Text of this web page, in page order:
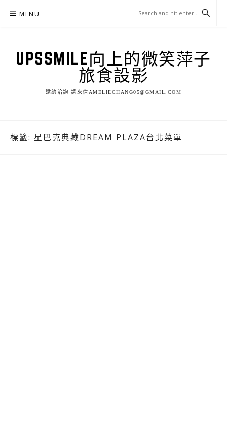
MENU
UPSSMILE向上的微笑萍子
旅食設影
邀約洽詢 請來信AMELIECHANG05@GMAIL.COM
標籤: 星巴克典藏DREAM PLAZA台北菜單